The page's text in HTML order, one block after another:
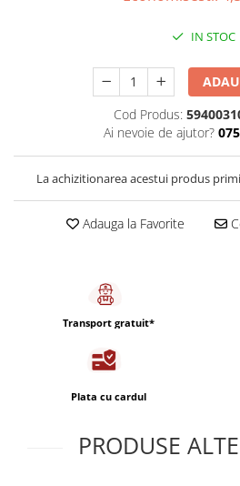
IN STOC
Cod Produs:
Ai nevoie de ajutor?
La achizitionarea acestui produs
Adauga la Favorite
Transport gratuit*
Plata cu cardul
PRODUSE